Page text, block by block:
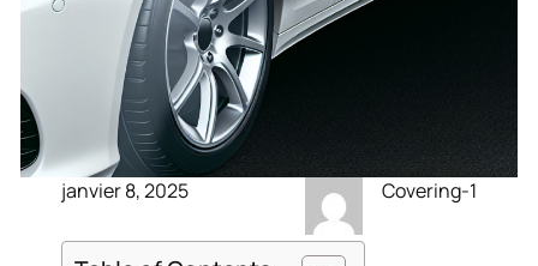
janvier 8, 2025 Covering-1